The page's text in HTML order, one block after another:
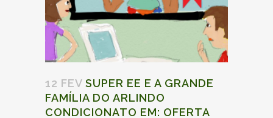
12 FEV SUPER EE E A GRANDE
FAMÍLIA DO ARLINDO
CONDICIONATO EM: OFERTA